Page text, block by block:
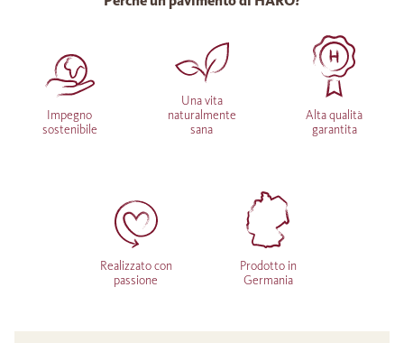
Impegno
sostenibile
Una vita
naturalmente
sana
Alta qualità
garantita
Realizzato con
passione
Prodotto in
Germania